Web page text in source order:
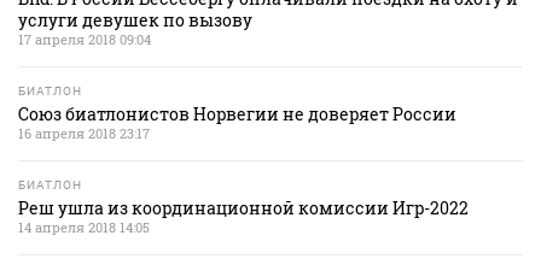
услуги девушек по вызову
17 апреля 2018 09:04
БИАТЛОН
Союз биатлонистов Норвегии не доверяет России
16 апреля 2018 23:17
БИАТЛОН
Реш ушла из координационной комиссии Игр-2022
14 апреля 2018 14:05